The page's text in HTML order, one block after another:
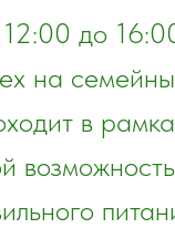
до
на
в